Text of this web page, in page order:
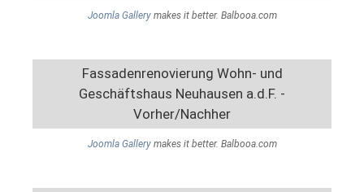
Joomla Gallerymakes it better. Balbooa.com
Fassadenrenovierung Wohn- und
Geschäftshaus Neuhausen a.d.F. -
Vorher/Nachher
Joomla Gallerymakes it better. Balbooa.com